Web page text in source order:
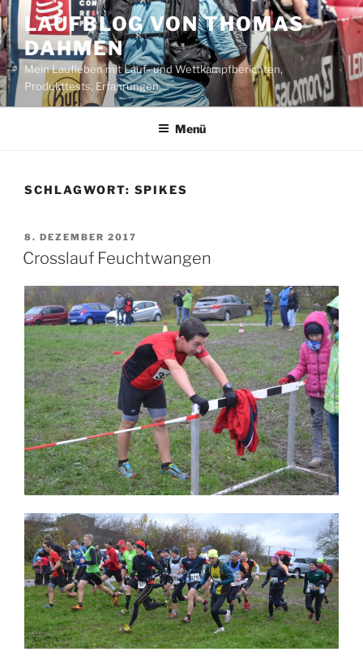
Zum
Inhalt
springen
LAUFBLOG VON THOMAS
DAHMEN
Mein Laufleben mit Lauf- und Wettkampfberichten,
Produkttests, Erfahrungen,…
Menü
SCHLAGWORT: SPIKES
VERÖFFENTLICHT
AM
8. DEZEMBER 2017
Crosslauf Feuchtwangen